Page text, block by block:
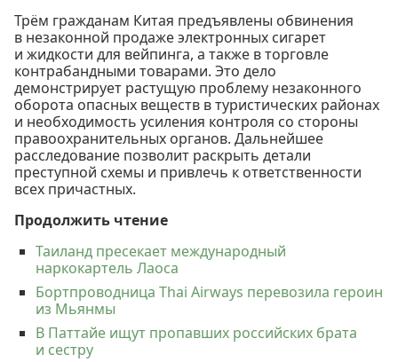
Трём гражданам Китая предъявлены обвинения
в незаконной продаже электронных сигарет
и жидкости для вейпинга, а также в торговле
контрабандными товарами. Это дело
демонстрирует растущую проблему незаконного
оборота опасных веществ в туристических районах
и необходимость усиления контроля со стороны
правоохранительных органов. Дальнейшее
расследование позволит раскрыть детали
преступной схемы и привлечь к ответственности
всех причастных.
Продолжить чтение
Таиланд пресекает международный
наркокартель Лаоса
Бортпроводница Thai Airways перевозила героин
из Мьянмы
В Паттайе ищут пропавших российских брата
и сестру